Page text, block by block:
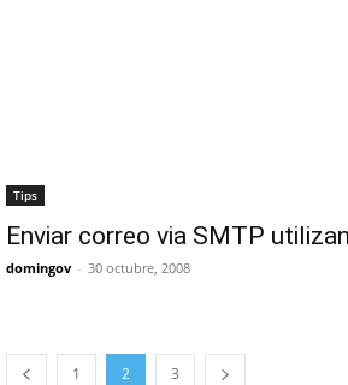
Tips
Enviar correo via SMTP
domingov - 30 octubre, 2008
1 2 3